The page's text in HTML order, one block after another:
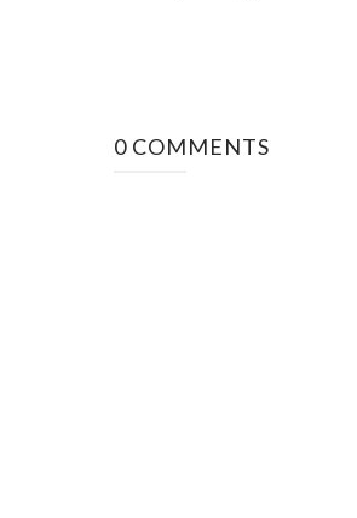
0 COMMENTS